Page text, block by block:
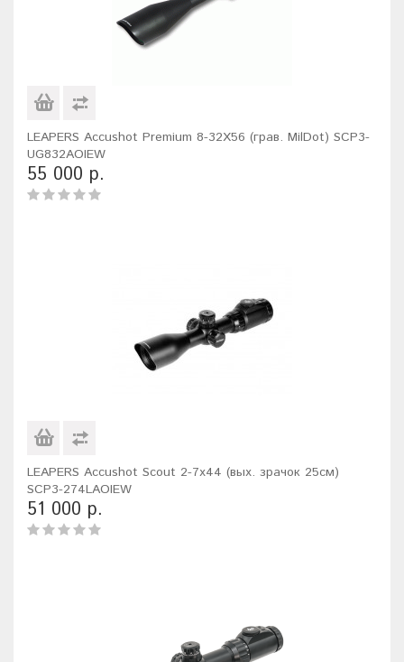
LEAPERS Accushot Premium 8-32X56 (грав. MilDot) SCP3-
UG832AOIEW
55 000 р.
LEAPERS Accushot Scout 2-7x44 (вых. зрачок 25см)
SCP3-274LAOIEW
51 000 р.